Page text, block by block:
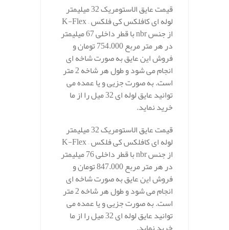
قیمت عایق الاستومریک 32 میلیمتر
لوله ای کافلکس کی فلکس – K-Flex
از جنس nbr با قطر داخلی 67 میلیمتر
در هر متر مربع 754.000 تومان و
فروش این عایق به صورت شاخه ای
انجام می شود و طول هر شاخه 2 متر
است. به صورت جزیی و یا عمده می
توانید عایق لوله ای 32 میل را از ما
خرید نماید.
قیمت عایق الاستومریک 32 میلیمتر
لوله ای کافلکس کی فلکس – K-Flex
از جنس nbr با قطر داخلی 76 میلیمتر
در هر متر مربع 847.000 تومان و
فروش این عایق به صورت شاخه ای
انجام می شود و طول هر شاخه 2 متر
است. به صورت جزیی و یا عمده می
توانید عایق لوله ای 32 میل را از ما